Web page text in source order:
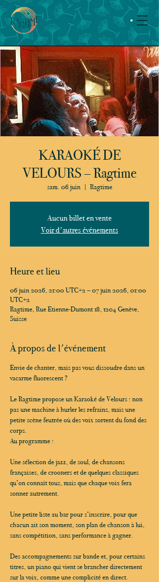
KARAOKÉ DE
VELOURS – Ragtime
sam. 06 juin
  |
Ragtime
Aucun billet en vente
Voir d'autres événements
Heure et lieu
06 juin 2026, 21:00 UTC+2 – 07 juin 2026, 01:00
UTC+2
Ragtime, Rue Etienne-Dumont 18, 1204 Genève,
Suisse
À propos de l'événement
Envie de chanter, mais pas vous dissoudre dans un
vacarme fluorescent ?
Le Ragtime propose un Karaoké de Velours : non
pas une machine à hurler les refrains, mais une
petite scène feutrée où des voix sortent du fond des
corps.
Au programme :
Une sélection de jazz, de soul, de chansons
françaises, de crooners et de quelques classiques
qu’on connaît tous, mais que chaque voix fera
sonner autrement.
Une petite liste au bar pour s’inscrire, pour que
chacun ait son moment, son plan de chanson à lui,
sans compétition, sans performance à gagner.
Des accompagnements sur bande et, pour certains
titres, un piano qui vient se brancher directement
sur la voix, comme une complicité en direct.